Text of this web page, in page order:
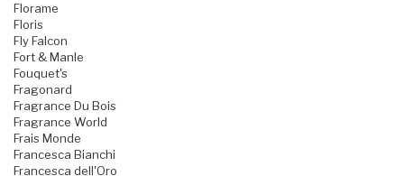
Florame
Floris
Fly Falcon
Fort & Manle
Fouquet's
Fragonard
Fragrance Du Bois
Fragrance World
Frais Monde
Francesca Bianchi
Francesca dell'Oro